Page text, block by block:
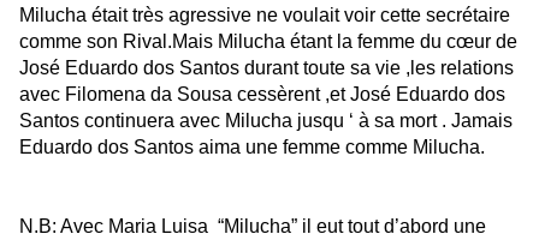
Milucha était très agressive ne voulait voir cette secrétaire
comme son Rival.Mais Milucha étant la femme du cœur de
José Eduardo dos Santos durant toute sa vie ,les relations
avec Filomena da Sousa cessèrent ,et José Eduardo dos
Santos continuera avec Milucha jusqu ‘ à sa mort . Jamais
Eduardo dos Santos aima une femme comme Milucha.
N.B: Avec Maria Luisa “Milucha” il eut tout d’abord une